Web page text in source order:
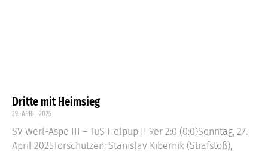
Dritte mit Heimsieg
29. APRIL 2025
SV Werl-Aspe III – TuS Helpup II 9er 2:0 (0:0)Sonntag, 27.
April 2025Torschützen: Stanislav Kibernik (Strafstoß),